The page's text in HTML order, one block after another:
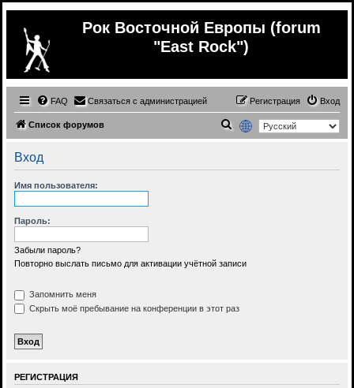
Рок Восточной Европы (forum
"East Rock")
FAQ Связаться с администрацией Вход
Регистрация
Список форумов
Вход
Имя пользователя:
Пароль:
Забыли пароль?
Повторно выслать письмо для активации учётной записи
Запомнить меня
Скрыть моё пребывание на конференции в этот раз
РЕГИСТРАЦИЯ